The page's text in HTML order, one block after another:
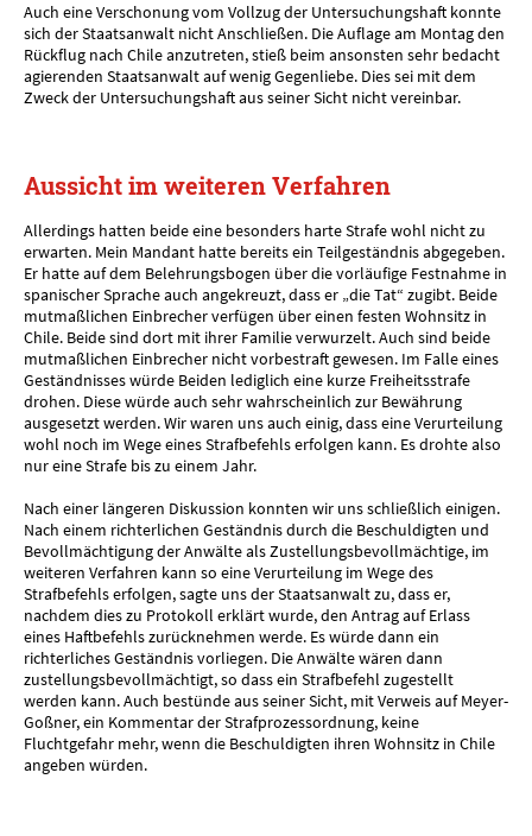
Auch eine Verschonung vom Vollzug der Untersuchungshaft konnte
sich der Staatsanwalt nicht Anschließen. Die Auflage am Montag den
Rückflug nach Chile anzutreten, stieß beim ansonsten sehr bedacht
agierenden Staatsanwalt auf wenig Gegenliebe. Dies sei mit dem
Zweck der Untersuchungshaft aus seiner Sicht nicht vereinbar.
Aussicht im weiteren Verfahren
Allerdings hatten beide eine besonders harte Strafe wohl nicht zu
erwarten. Mein Mandant hatte bereits ein Teilgeständnis abgegeben.
Er hatte auf dem Belehrungsbogen über die vorläufige Festnahme in
spanischer Sprache auch angekreuzt, dass er „die Tat“ zugibt. Beide
mutmaßlichen Einbrecher verfügen über einen festen Wohnsitz in
Chile. Beide sind dort mit ihrer Familie verwurzelt. Auch sind beide
mutmaßlichen Einbrecher nicht vorbestraft gewesen. Im Falle eines
Geständnisses würde Beiden lediglich eine kurze Freiheitsstrafe
drohen. Diese würde auch sehr wahrscheinlich zur Bewährung
ausgesetzt werden. Wir waren uns auch einig, dass eine Verurteilung
wohl noch im Wege eines Strafbefehls erfolgen kann. Es drohte also
nur eine Strafe bis zu einem Jahr.
Nach einer längeren Diskussion konnten wir uns schließlich einigen.
Nach einem richterlichen Geständnis durch die Beschuldigten und
Bevollmächtigung der Anwälte als Zustellungsbevollmächtige, im
weiteren Verfahren kann so eine Verurteilung im Wege des
Strafbefehls erfolgen, sagte uns der Staatsanwalt zu, dass er,
nachdem dies zu Protokoll erklärt wurde, den Antrag auf Erlass
eines Haftbefehls zurücknehmen werde. Es würde dann ein
richterliches Geständnis vorliegen. Die Anwälte wären dann
zustellungsbevollmächtigt, so dass ein Strafbefehl zugestellt
werden kann. Auch bestünde aus seiner Sicht, mit Verweis auf Meyer-
Goßner, ein Kommentar der Strafprozessordnung, keine
Fluchtgefahr mehr, wenn die Beschuldigten ihren Wohnsitz in Chile
angeben würden.